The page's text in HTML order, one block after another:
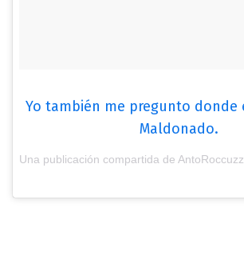
Yo también me pregunto donde
Maldonado.